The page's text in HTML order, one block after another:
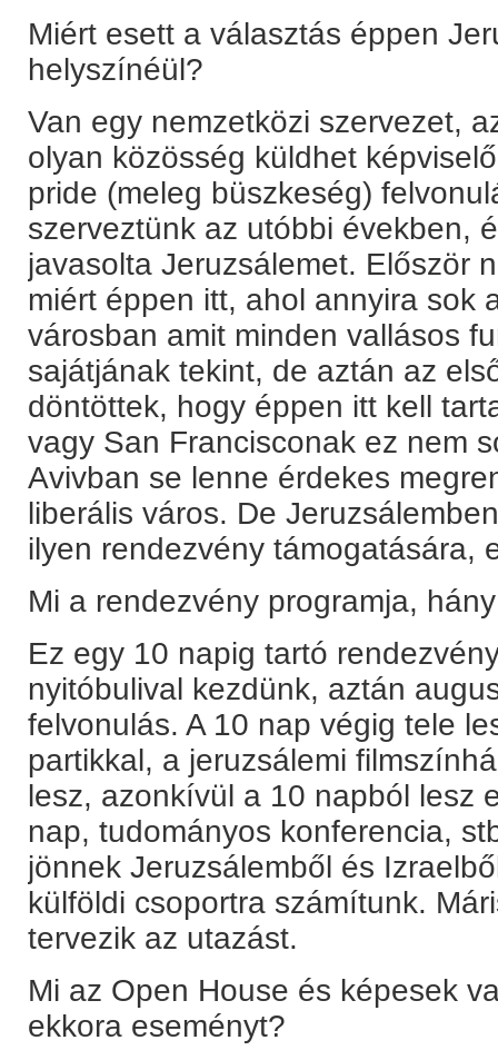
Miért esett a választás éppen
helyszínéül?
Van egy nemzetközi szervezet,
olyan közösség küldhet
pride (meleg büszkeség)
szerveztünk az utóbbi években,
javasolta Jeruzsálemet. Először
miért éppen itt, ahol annyira sok
városban amit minden vallásos
sajátjának tekint, de aztán az
döntöttek, hogy éppen itt kell
vagy San Francisconak ez nem
Avivban se lenne érdekes
liberális város. De
ilyen rendezvény támogatására,
Mi a rendezvény programja,
Ez egy 10 napig tartó
nyitóbulival kezdünk, aztán
felvonulás. A 10 nap végig tele
partikkal, a jeruzsálemi
lesz, azonkívül a 10 napból lesz
nap, tudományos konferencia,
jönnek Jeruzsálemből és
külföldi csoportra számítunk.
tervezik az utazást.
Mi az Open House és képesek
ekkora eseményt?